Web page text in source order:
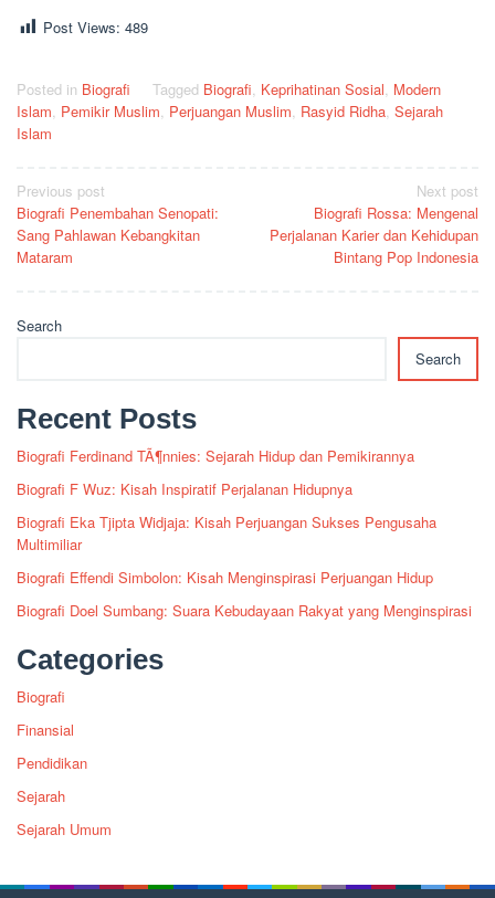
Post Views: 489
Posted in Biografi Tagged Biografi, Keprihatinan Sosial, Modern
Islam, Pemikir Muslim, Perjuangan Muslim, Rasyid Ridha, Sejarah
Islam
Post
navigation
Previous post
Biografi Penembahan Senopati:
Sang Pahlawan Kebangkitan
Mataram
Next post
Biografi Rossa: Mengenal
Perjalanan Karier dan Kehidupan
Bintang Pop Indonesia
Search
Search
Recent Posts
Biografi Ferdinand TÃ¶nnies: Sejarah Hidup dan Pemikirannya
Biografi F Wuz: Kisah Inspiratif Perjalanan Hidupnya
Biografi Eka Tjipta Widjaja: Kisah Perjuangan Sukses Pengusaha
Multimiliar
Biografi Effendi Simbolon: Kisah Menginspirasi Perjuangan Hidup
Biografi Doel Sumbang: Suara Kebudayaan Rakyat yang Menginspirasi
Categories
Biografi
Finansial
Pendidikan
Sejarah
Sejarah Umum